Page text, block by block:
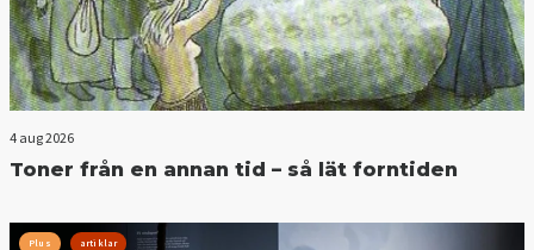
4 aug 2026
Toner från en annan tid – så lät forntiden
Plus artiklar